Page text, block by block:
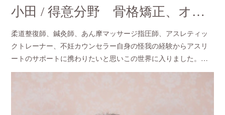
小田 / 得意分野 骨格矯正、オイルマッサージ、不妊治療
柔道整復師、鍼灸師、あん摩マッサージ指圧師、アスレティッ
クトレーナー、不妊カウンセラー自身の怪我の経験からアスリ
ートのサポートに携わりたいと思いこの世界に入りました。…